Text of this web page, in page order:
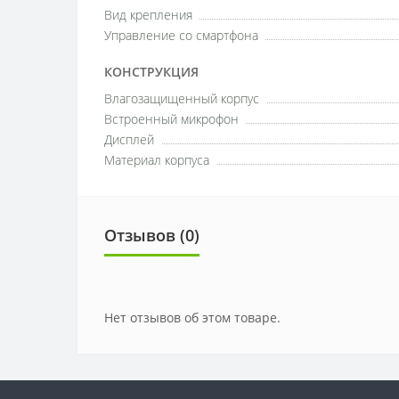
Вид крепления
Управление со смартфона
КОНСТРУКЦИЯ
Влагозащищенный корпус
Встроенный микрофон
Дисплей
Материал корпуса
Отзывов (0)
Нет отзывов об этом товаре.